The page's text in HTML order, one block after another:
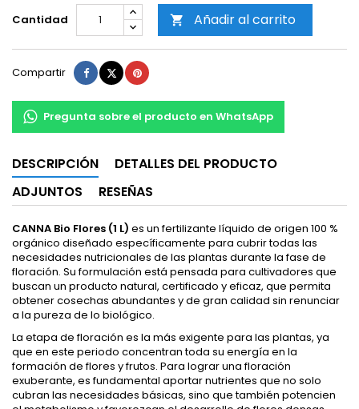
Cantidad
 Añadir al carrito
Compartir Compartir
TuitearPinterest
Pregunta sobre el producto en WhatsApp
DESCRIPCIÓN
DETALLES DEL PRODUCTO
ADJUNTOS
RESEÑAS
CANNA Bio Flores (1 L) es un fertilizante líquido de origen 100 %
orgánico diseñado específicamente para cubrir todas las
necesidades nutricionales de las plantas durante la fase de
floración. Su formulación está pensada para cultivadores que
buscan un producto natural, certificado y eficaz, que permita
obtener cosechas abundantes y de gran calidad sin renunciar
a la pureza de lo biológico.
La etapa de floración es la más exigente para las plantas, ya
que en este periodo concentran toda su energía en la
formación de flores y frutos. Para lograr una floración
exuberante, es fundamental aportar nutrientes que no solo
cubran las necesidades básicas, sino que también potencien